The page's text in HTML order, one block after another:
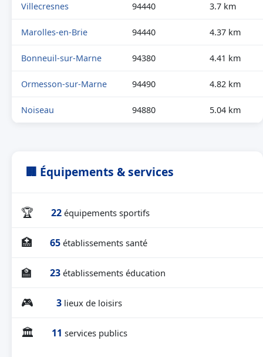
Villecresnes 94440 3.7 km
Marolles-en-Brie 94440 4.37 km
Bonneuil-sur-Marne 94380 4.41 km
Ormesson-sur-Marne 94490 4.82 km
Noiseau 94880 5.04 km
🏢 Équipements & services
🏆 22 équipements sportifs
🏥 65 établissements santé
🏫 23 établissements éducation
🎮 3 lieux de loisirs
🏛 11 services publics